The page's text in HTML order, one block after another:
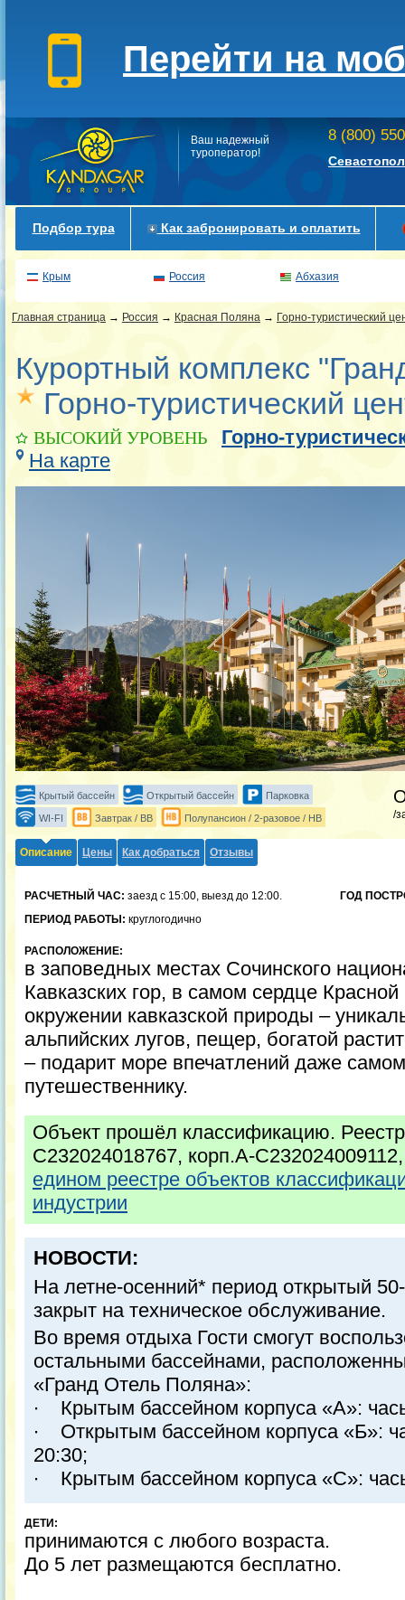
Перейти на
Ваш надежный
туроператор!
8 (800)
Подбор тура Как забронировать и оплатить
Крым Россия Абхазия
Главная страница → Россия → Красная Поляна → Горно-туристический
Курортный комплекс
Горно-туристический
ВЫСОКИЙ УРОВЕНЬ
Горно-
На карте
Крытый бассейн Открытый бассейн Парковка
WI-FI Завтрак / BB Полупансион / 2-разовое / HB /
Описание Цены Как добраться Отзывы
РАСЧЕТНЫЙ ЧАС: заезд с 15:00, выезд до 12:00.
ГОД
ПЕРИОД РАБОТЫ: круглогодично
РАСПОЛОЖЕНИЕ:
в заповедных местах Сочинского
Кавказских гор, в самом сердце
окружении кавказской природы –
альпийских лугов, пещер, богатой
– подарит море впечатлений даже
путешественнику.
Объект прошёл классификацию.
С232024018767, корп.А-
едином реестре объектов
индустрии
НОВОСТИ:
На летне-осенний* период открытый
закрыт на техническое обслуживание.
Во время отдыха Гости смогут
остальными бассейнами,
«Гранд Отель Поляна»:
∙ Крытым бассейном корпуса «А»:
∙ Открытым бассейном корпуса «Б»:
20:30;
∙ Крытым бассейном корпуса «С»:
ДЕТИ:
принимаются с любого возраста.
До 5 лет размещаются бесплатно.